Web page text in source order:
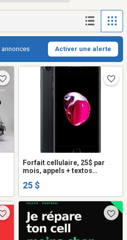
annonces Activer une alerte
Forfait cellulaire, 25$ par
mois, appels + textos
25 $